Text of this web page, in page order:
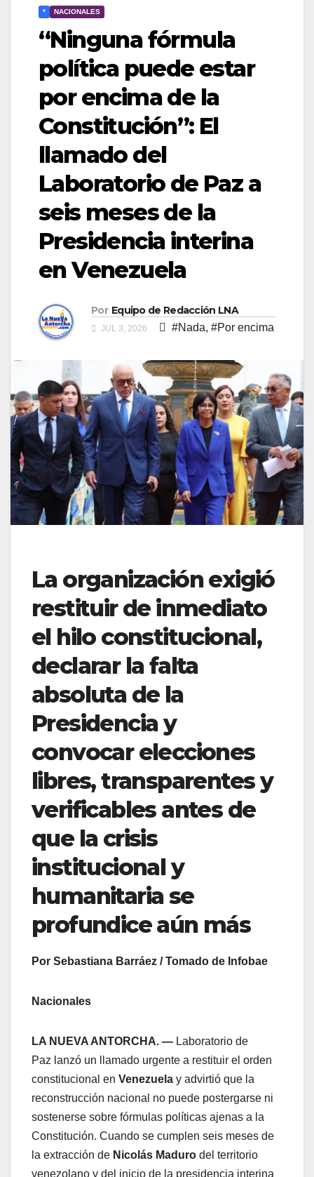
* NACIONALES
“Ninguna fórmula
política puede estar
por encima de la
Constitución”: El
llamado del
Laboratorio de Paz a
seis meses de la
Presidencia interina
en Venezuela
Por Equipo de Redacción LNA
JUL 3, 2026 #Nada, #Por encima
La organización exigió
restituir de inmediato
el hilo constitucional,
declarar la falta
absoluta de la
Presidencia y
convocar elecciones
libres, transparentes y
verificables antes de
que la crisis
institucional y
humanitaria se
profundice aún más
Por Sebastiana Barráez / Tomado de Infobae
Nacionales
LA NUEVA ANTORCHA. — Laboratorio de
Paz lanzó un llamado urgente a restituir el orden
constitucional en Venezuela y advirtió que la
reconstrucción nacional no puede postergarse ni
sostenerse sobre fórmulas políticas ajenas a la
Constitución. Cuando se cumplen seis meses de
la extracción de Nicolás Maduro del territorio
venezolano y del inicio de la presidencia interina